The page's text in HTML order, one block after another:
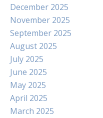
December 2025
November 2025
September 2025
August 2025
July 2025
June 2025
May 2025
April 2025
March 2025